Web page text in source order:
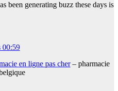
been generating buzz these days is
00:59
en ligne pas cher– pharmacie